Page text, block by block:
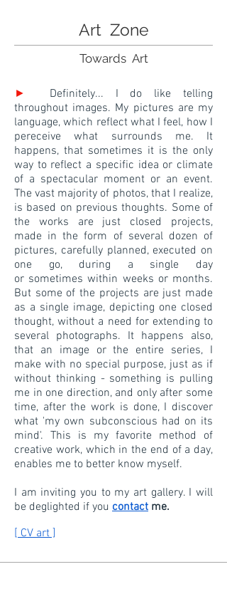
Art Zone
Towards Art
►
Definitely... I do like telling
throughout images. My pictures are my
language, which reflect what I feel, how I
pereceive what surrounds me. It
happens, that sometimes it is the only
way to reflect a specific idea or climate
of a spectacular moment or an event.
The vast majority of photos, that I realize,
is based on previous thoughts. Some of
the works are just closed projects,
made in the form of several dozen of
pictures, carefully planned, executed on
one go, during a single day
or sometimes within weeks or months.
But some of the projects are just made
as a single image, depicting one closed
thought, without a need for extending to
several photographs. It happens also,
that an image or the entire series, I
make with no special purpose, just as if
without thinking - something is pulling
me in one direction, and only after some
time, after the work is done, I discover
what 'my own subconscious had on its
mind'. This is my favorite method of
creative work, which in the end of a day,
enables me to better know myself.
I am inviting you to my art gallery. I will
be deglighted if you contact me.
[ CV art ]